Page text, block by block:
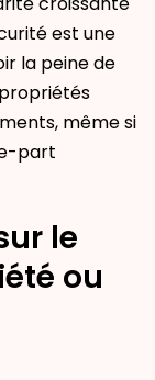
est une
la peine de
même si
part
le
ou